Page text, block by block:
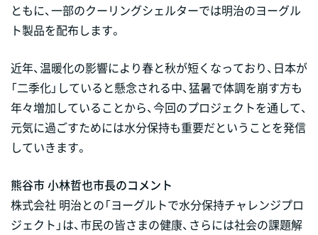
ともに、一部のクーリングシェルターでは明治のヨーグル
ト製品を配布します。
近年、温暖化の影響により春と秋が短くなっており、日本が
「二季化」していると懸念される中、猛暑で体調を崩す方も
年々増加していることから、今回のプロジェクトを通して、
元気に過ごすためには水分保持も重要だということを発信
していきます。
熊谷市 小林哲也市長のコメント
株式会社 明治との「ヨーグルトで水分保持チャレンジプロ
ジェクト」は、市民の皆さまの健康、さらには社会の課題解